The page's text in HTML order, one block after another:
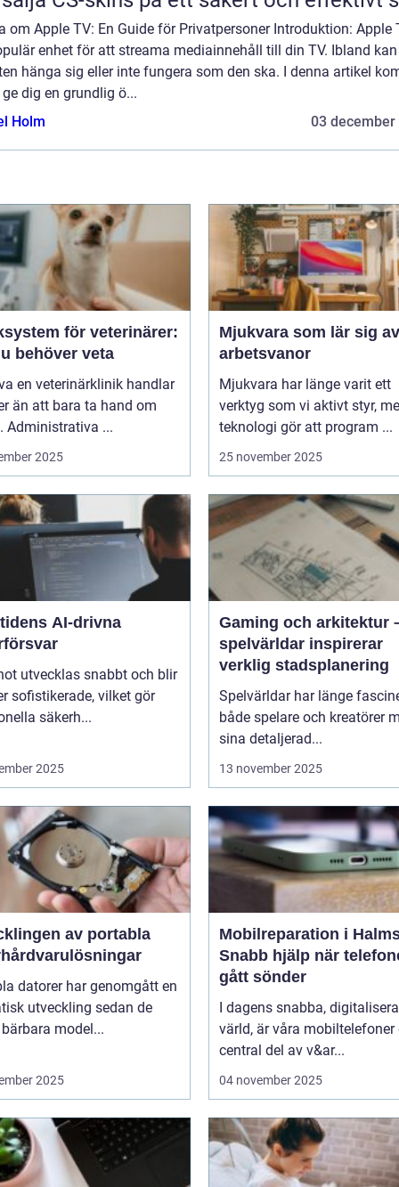
om Apple TV: En Guide för Privatpersoner Introduktion: Apple
enhet för att streama mediainnehåll till din TV. Ibland
hänga sig eller inte fungera som den ska. I denna artikel
dig en grundlig ö...
Holm
03 december
för veterinärer:
behöver veta
en veterinärklinik handlar
än att bara ta hand om
Administrativa ...
2025
Mjukvara som lär sig
arbetsvanor
Mjukvara har länge varit ett
verktyg som vi aktivt styr,
teknologi gör att program ...
25 november 2025
AI-drivna
utvecklas snabbt och blir
sofistikerade, vilket gör
säkerh...
2025
Gaming och arkitektur
spelvärldar inspirerar
verklig stadsplanering
Spelvärldar har länge
både spelare och kreatörer
sina detaljerad...
13 november 2025
av portabla
datorer har genomgått en
utveckling sedan de
model...
2025
Mobilreparation i
Snabb hjälp när
gått sönder
I dagens snabba,
värld, är våra mobiltelefoner
central del av v&ar...
04 november 2025